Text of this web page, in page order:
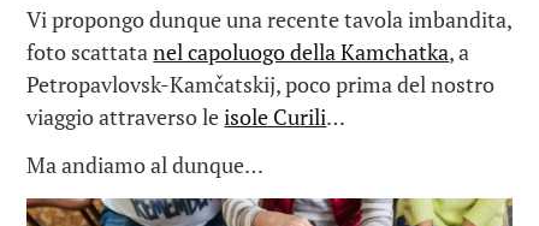
Vi propongo dunque una recente tavola imbandita,
foto scattatanel capoluogo della Kamchatka, a
Petropavlovsk-Kamčatskij, poco prima del nostro
viaggio attraverso leisole Curili…
Ma andiamo al dunque…